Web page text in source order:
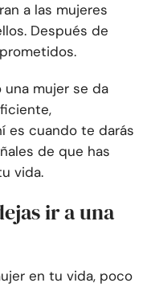
a las mujeres
Después de
una mujer se da
es cuando te darás
de que has
vida.
ir a una
en tu vida, poco